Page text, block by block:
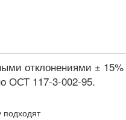
отклонениями ± 15%
ОСТ 117-3-002-95.
подходят